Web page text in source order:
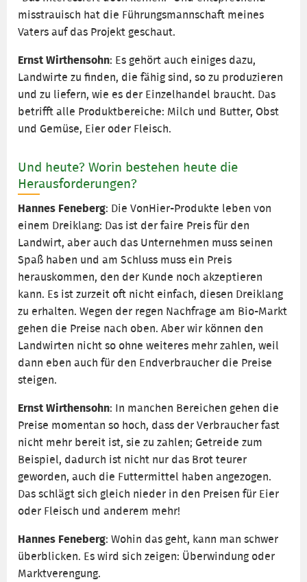
misstrauisch hat die Führungsmannschaft meines
Vaters auf das Projekt geschaut.
Ernst Wirthensohn: Es gehört auch einiges dazu,
Landwirte zu finden, die fähig sind, so zu produzieren
und zu liefern, wie es der Einzelhandel braucht. Das
betrifft alle Produktbereiche: Milch und Butter, Obst
und Gemüse, Eier oder Fleisch.
Und heute? Worin bestehen heute die
Herausforderungen?
Hannes Feneberg: Die VonHier-Produkte leben von
einem Dreiklang: Das ist der faire Preis für den
Landwirt, aber auch das Unternehmen muss seinen
Spaß haben und am Schluss muss ein Preis
herauskommen, den der Kunde noch akzeptieren
kann. Es ist zurzeit oft nicht einfach, diesen Dreiklang
zu erhalten. Wegen der regen Nachfrage am Bio-Markt
gehen die Preise nach oben. Aber wir können den
Landwirten nicht so ohne weiteres mehr zahlen, weil
dann eben auch für den Endverbraucher die Preise
steigen.
Ernst Wirthensohn: In manchen Bereichen gehen die
Preise momentan so hoch, dass der Verbraucher fast
nicht mehr bereit ist, sie zu zahlen; Getreide zum
Beispiel, dadurch ist nicht nur das Brot teurer
geworden, auch die Futtermittel haben angezogen.
Das schlägt sich gleich nieder in den Preisen für Eier
oder Fleisch und anderem mehr!
Hannes Feneberg: Wohin das geht, kann man schwer
überblicken. Es wird sich zeigen: Überwindung oder
Marktverengung.